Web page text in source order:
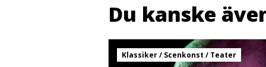
Du kanske
Klassiker / Scenkonst / Teater